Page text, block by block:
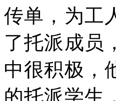
传单，为工
了托派成员
中很积极，
的托派学生